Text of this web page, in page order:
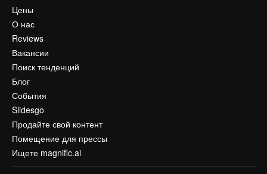
Цены
О нас
Reviews
Вакансии
Поиск тенденций
Блог
События
Slidesgo
Продайте свой контент
Помещение для прессы
Ищете magnific.ai